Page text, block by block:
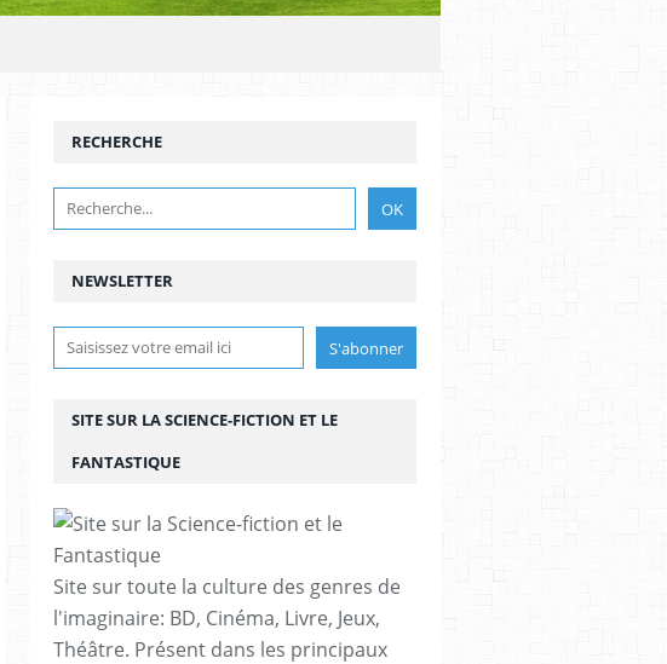
NEWSLETTER
RECHERCHE
SITE SUR LA SCIENCE-FICTION ET LE
FANTASTIQUE
Site sur toute la culture des genres de
l'imaginaire: BD, Cinéma, Livre, Jeux,
Théâtre. Présent dans les principaux